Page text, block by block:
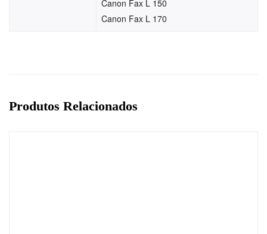
Canon Fax L 150
Canon Fax L 170
Produtos Relacionados